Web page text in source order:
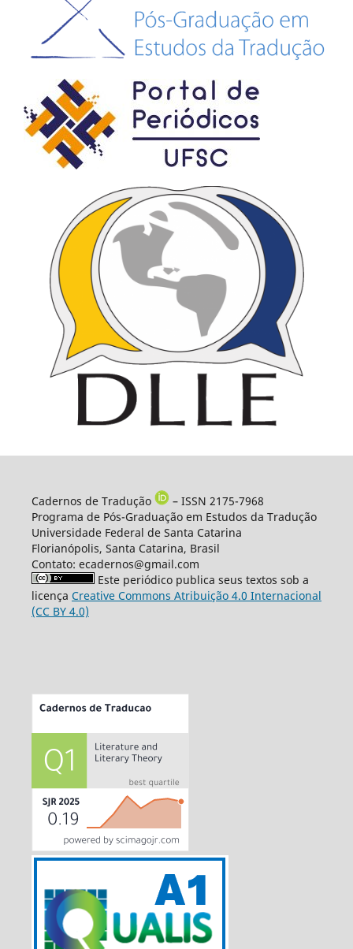
Cadernos de Tradução
– ISSN 2175-7968
Programa de Pós-Graduação em Estudos da Tradução
Universidade Federal de Santa Catarina
Florianópolis, Santa Catarina, Brasil
Contato: ecadernos@gmail.com
Este periódico publica seus textos sob a
licença Creative Commons Atribuição 4.0 Internacional
(CC BY 4.0)